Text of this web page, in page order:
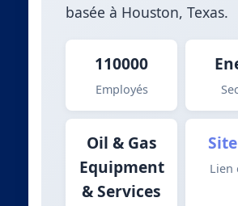
basée à Houston, Texas.
110000
Employés
Oil & Gas
Equipment
& Services
Lien